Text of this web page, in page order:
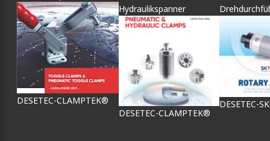
DESETEC-CLAMPTEK®
Hydraulikspanner
DESETEC-CLAMPTEK®
DESETEC-